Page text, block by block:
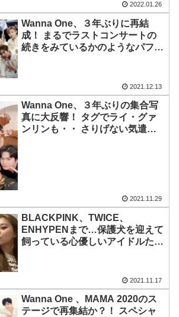
2022.01.26
Wanna One、３年ぶりに再結
成！ まるでラストコンサートの
続きをみているかのようなパフォ
の絆が伝わるステージに世界中が
感動
2021.12.13
Wanna One、３年ぶりの集合写
真に大反響！ タグでライ・グァ
ンリンも・・ さりげない気遣い
2021.11.29
BLACKPINK、TWICE、
ENHYPENまで…保護犬を迎えて
飼っている心優しいアイドルたち
2021.11.17
Wanna One 、MAMA 2020のス
テージで再集結か？！ スペシャ